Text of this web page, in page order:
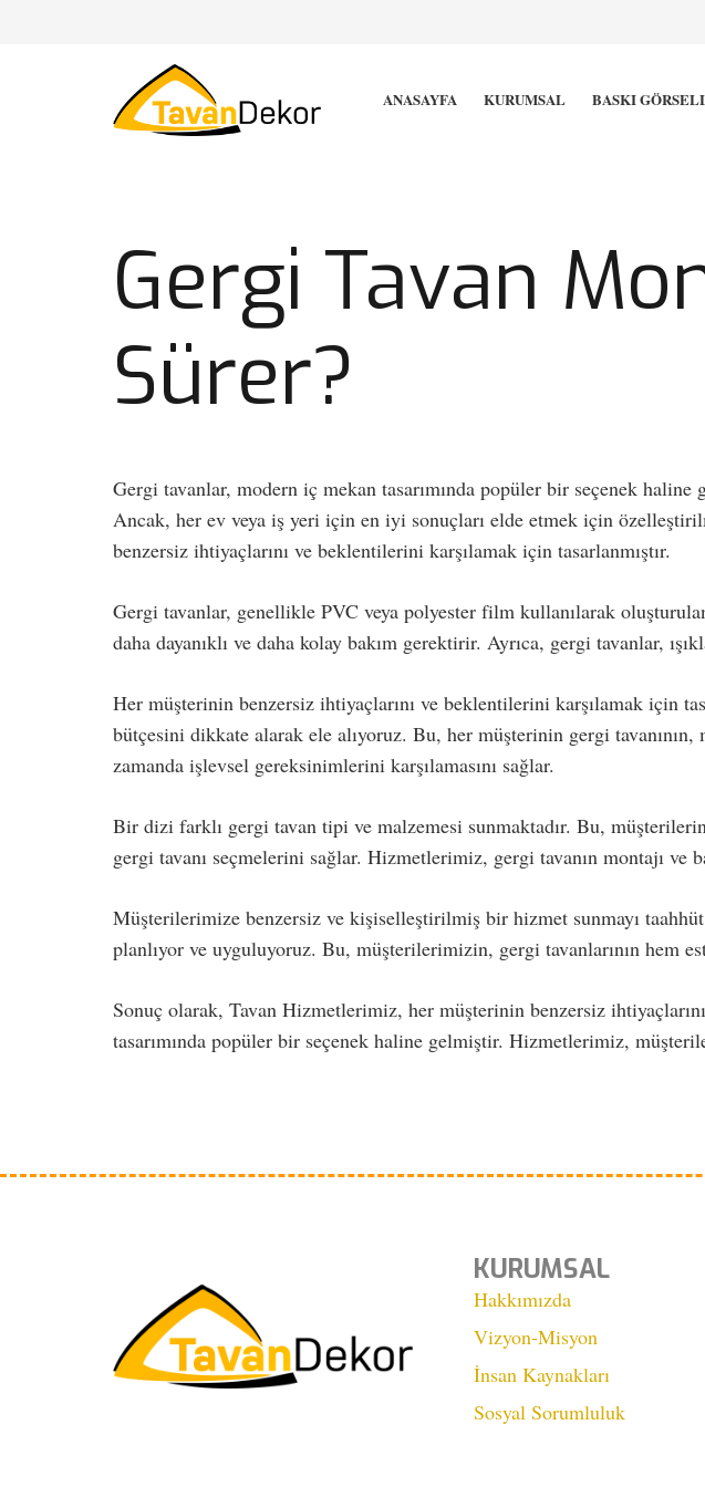
ANASAYFA KURUMSAL BASKI
Gergi Tavan
Sürer?
Gergi tavanlar, modern iç mekan tasarımında popüler bir seçenek
Ancak, her ev veya iş yeri için en iyi sonuçları elde etmek için
benzersiz ihtiyaçlarını ve beklentilerini karşılamak için tasarlanmıştır.
Gergi tavanlar, genellikle PVC veya polyester film kullanılarak
daha dayanıklı ve daha kolay bakım gerektirir. Ayrıca, gergi tavanlar,
Her müşterinin benzersiz ihtiyaçlarını ve beklentilerini karşılamak için
bütçesini dikkate alarak ele alıyoruz. Bu, her müşterinin gergi tavanının,
zamanda işlevsel gereksinimlerini karşılamasını sağlar.
Bir dizi farklı gergi tavan tipi ve malzemesi sunmaktadır. Bu,
gergi tavanı seçmelerini sağlar. Hizmetlerimiz, gergi tavanın montajı ve
Müşterilerimize benzersiz ve kişiselleştirilmiş bir hizmet sunmayı
planlıyor ve uyguluyoruz. Bu, müşterilerimizin, gergi tavanlarının hem
Sonuç olarak, Tavan Hizmetlerimiz, her müşterinin benzersiz
tasarımında popüler bir seçenek haline gelmiştir. Hizmetlerimiz,
KURUMSAL
Hakkımızda
Vizyon-Misyon
İnsan Kaynakları
Sosyal Sorumluluk